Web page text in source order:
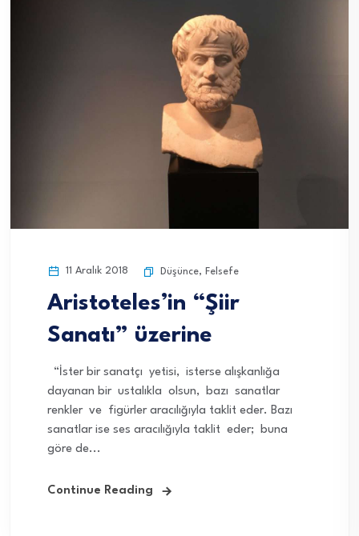
11 Aralık 2018 Düşünce, Felsefe
Aristoteles’in “Şiir
Sanatı” üzerine
“İster bir sanatçı yetisi, isterse alışkanlığa
dayanan bir ustalıkla olsun, bazı sanatlar
renkler ve figürler aracılığıyla taklit eder. Bazı
sanatlar ise ses aracılığıyla taklit eder; buna
göre de...
Continue Reading